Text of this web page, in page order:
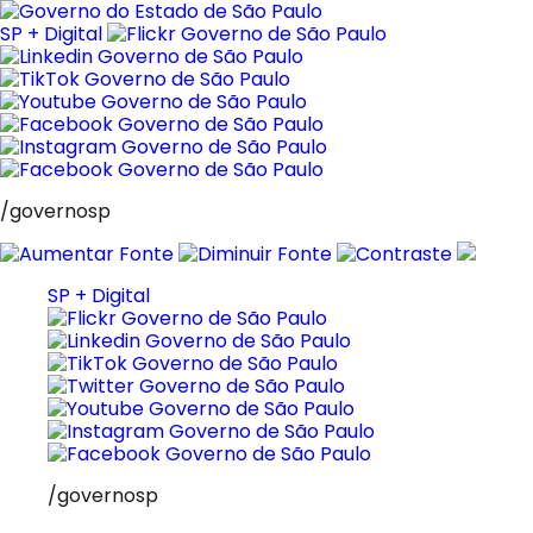
Pular
para
o
conteúdo
SP + Digital
/governosp
SP + Digital
/governosp